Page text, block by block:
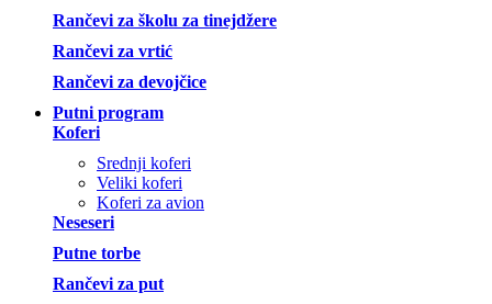
Rančevi za školu za tinejdžere
Rančevi za vrtić
Rančevi za devojčice
Putni program
Koferi
Srednji koferi
Veliki koferi
Koferi za avion
Neseseri
Putne torbe
Rančevi za put